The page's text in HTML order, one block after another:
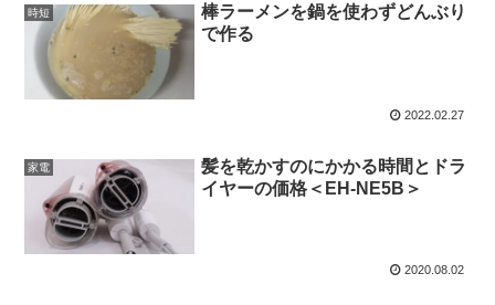
時短
棒ラーメンを鍋を使わずどんぶり
で作る
2022.02.27
家電
髪を乾かすのにかかる時間とドラ
イヤーの価格＜EH-NE5B＞
2020.08.02